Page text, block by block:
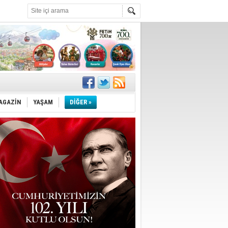
YAŞAM DİĞER »